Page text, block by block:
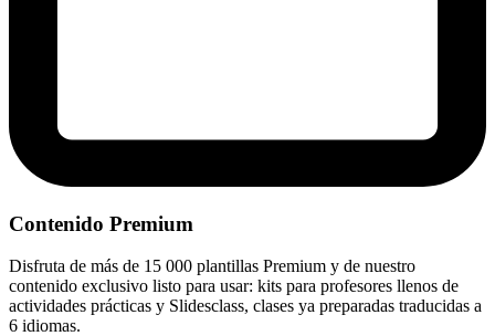
Contenido Premium
Disfruta de más de 15 000 plantillas Premium y de nuestro
contenido exclusivo listo para usar: kits para profesores llenos de
actividades prácticas y Slidesclass, clases ya preparadas traducidas a
6 idiomas.